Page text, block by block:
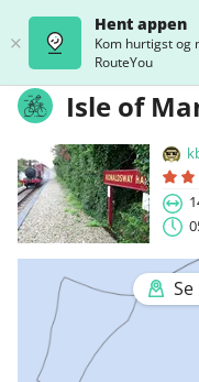
Hent appen
Kom hurtigst og
RouteYou
Isle of